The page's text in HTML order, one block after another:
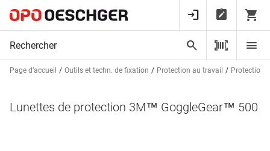
Page d’accueil Outils et techn. de fixation Protection au travail Protection
Lunettes de protection 3M™ GoggleGear™ 500